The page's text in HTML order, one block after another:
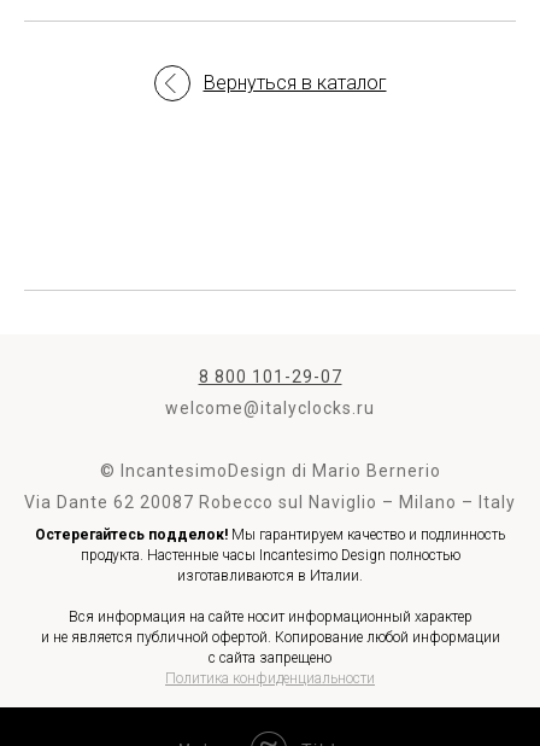
Вернуться в каталог
8 800 101-29-07
welcome@italyclocks.ru
© IncantesimoDesign di Mario Bernerio
Via Dante 62 20087 Robecco sul Naviglio – Milano – Italy
Остерегайтесь подделок! Мы гарантируем качество и подлинность
продукта. Настенные часы Incantesimo Design полностью
изготавливаются в Италии.
Вся информация на сайте носит информационный характер
и не является публичной офертой. Копирование любой информации
с сайта запрещено
Политика конфиденциальности